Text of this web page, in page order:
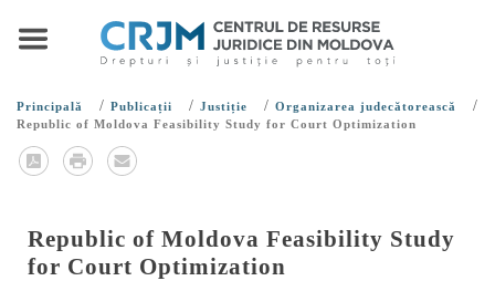
Principală / Publicații / Justiție / Organizarea judecătorească /
Republic of Moldova Feasibility Study for Court Optimization
Republic of Moldova Feasibility Study
for Court Optimization